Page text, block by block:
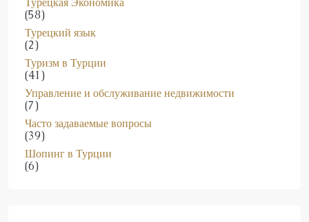
Турецкий язык
(2)
Туризм в Турции
(41)
Управление и обслуживание недвижимости
(7)
Часто задаваемые вопросы
(39)
Шопинг в Турции
(6)